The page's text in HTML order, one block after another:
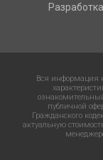
Вся информация
публичной
Гражданского
актуальную